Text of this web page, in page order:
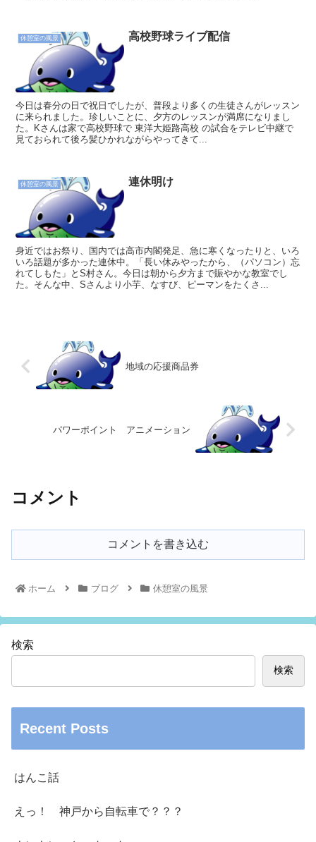
休憩室の風景 高校野球ライブ配信
今日は春分の日で祝日でしたが、普段より多くの生徒さんがレッスン
に来られました。珍しいことに、夕方のレッスンが満席になりまし
た。Kさんは家で高校野球で 東洋大姫路高校 の試合をテレビ中継で
見ておられて後ろ髪ひかれながらやってきて...
休憩室の風景 連休明け
身近ではお祭り、国内では高市内閣発足、急に寒くなったりと、いろ
いろ話題が多かった連休中。「長い休みやったから、（パソコン）忘
れてしもた」とS村さん。今日は朝から夕方まで賑やかな教室でし
た。そんな中、Sさんより小芋、なすび、ピーマンをたくさ...
地域の応援商品券
パワーポイント アニメーション
コメント
コメントを書き込む
ホーム ブログ 休憩室の風景
検索
検索
Recent Posts
はんこ話
えっ！ 神戸から自転車で？？？